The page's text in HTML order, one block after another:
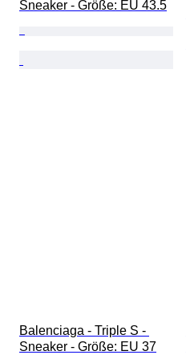
Sneaker - Größe: EU 43.5
Balenciaga - Triple S -
Sneaker - Größe: EU 37